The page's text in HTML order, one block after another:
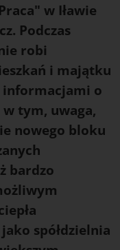
w Iławie
Podczas
robi
i majątku
informacjami o
tym, uwaga,
nowego bloku
bardzo
spółdzielnia